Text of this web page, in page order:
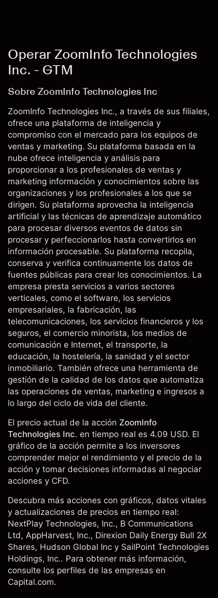
Operar ZoomInfo Technologies
Inc. - GTM
Sobre ZoomInfo Technologies Inc
ZoomInfo Technologies Inc., a través de sus filiales,
ofrece una plataforma de inteligencia y
compromiso con el mercado para los equipos de
ventas y marketing. Su plataforma basada en la
nube ofrece inteligencia y análisis para
proporcionar a los profesionales de ventas y
marketing información y conocimientos sobre las
organizaciones y los profesionales a los que se
dirigen. Su plataforma aprovecha la inteligencia
artificial y las técnicas de aprendizaje automático
para procesar diversos eventos de datos sin
procesar y perfeccionarlos hasta convertirlos en
información procesable. Su plataforma recopila,
conserva y verifica continuamente los datos de
fuentes públicas para crear los conocimientos. La
empresa presta servicios a varios sectores
verticales, como el software, los servicios
empresariales, la fabricación, las
telecomunicaciones, los servicios financieros y los
seguros, el comercio minorista, los medios de
comunicación e Internet, el transporte, la
educación, la hostelería, la sanidad y el sector
inmobiliario. También ofrece una herramienta de
gestión de la calidad de los datos que automatiza
las operaciones de ventas, marketing e ingresos a
lo largo del ciclo de vida del cliente.
El precio actual de la acción ZoomInfo
Technologies Inc. en tiempo real es 4.09 USD. El
gráfico de la acción permite a los inversores
comprender mejor el rendimiento y el precio de la
acción y tomar decisiones informadas al negociar
acciones y CFD.
Descubra más acciones con gráficos, datos vitales
y actualizaciones de precios en tiempo real:
NextPlay Technologies, Inc., B Communications
Ltd, AppHarvest, Inc., Direxion Daily Energy Bull 2X
Shares, Hudson Global Inc y SailPoint Technologies
Holdings, Inc.. Para obtener más información,
consulte los perfiles de las empresas en
Capital.com.